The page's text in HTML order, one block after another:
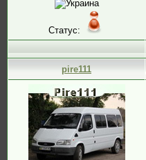
Статус:
pire111